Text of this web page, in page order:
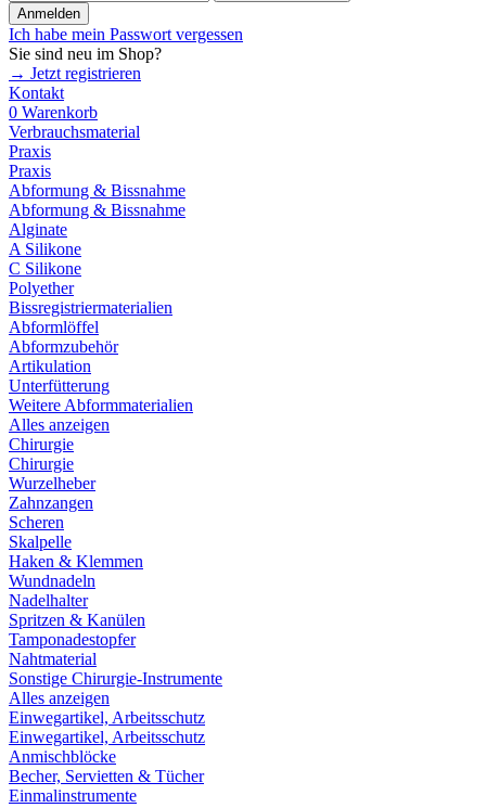
Anmelden
Ich habe mein Passwort vergessen
Sie sind neu im Shop?
→ Jetzt registrieren
Kontakt
0 Warenkorb
Verbrauchsmaterial
Praxis
Praxis
Abformung & Bissnahme
Abformung & Bissnahme
Alginate
A Silikone
C Silikone
Polyether
Bissregistriermaterialien
Abformlöffel
Abformzubehör
Artikulation
Unterfütterung
Weitere Abformmaterialien
Alles anzeigen
Chirurgie
Chirurgie
Wurzelheber
Zahnzangen
Scheren
Skalpelle
Haken & Klemmen
Wundnadeln
Nadelhalter
Spritzen & Kanülen
Tamponadestopfer
Nahtmaterial
Sonstige Chirurgie-Instrumente
Alles anzeigen
Einwegartikel, Arbeitsschutz
Einwegartikel, Arbeitsschutz
Anmischblöcke
Becher, Servietten & Tücher
Einmalinstrumente